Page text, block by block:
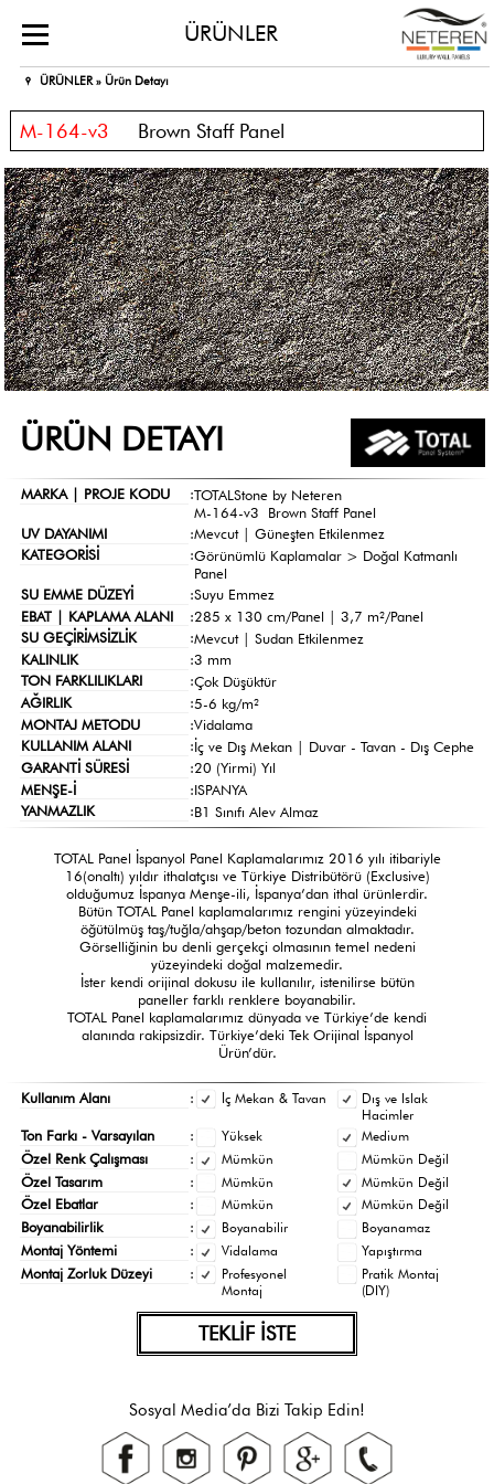
ÜRÜNLER
ÜRÜNLER » Ürün Detayı
M-164-v3 Brown Staff Panel
ÜRÜN DETAYI
MARKA | PROJE KODU :TOTALStone by Neteren
M-164-v3 Brown Staff Panel
UV DAYANIMI
:Mevcut | Güneşten Etkilenmez
KATEGORİSİ
:Görünümlü Kaplamalar > Doğal Katmanlı
Panel
SU EMME DÜZEYİ
:Suyu Emmez
EBAT | KAPLAMA ALANI
:285 x 130 cm/Panel | 3,7 m²/Panel
SU GEÇİRİMSİZLİK
:Mevcut | Sudan Etkilenmez
KALINLIK
:3 mm
TON FARKLILIKLARI
:Çok Düşüktür
AĞIRLIK
:5-6 kg/m²
MONTAJ METODU
:Vidalama
KULLANIM ALANI
:İç ve Dış Mekan | Duvar - Tavan - Dış Cephe
GARANTİ SÜRESİ
:20 (Yirmi) Yıl
MENŞE-İ
:ISPANYA
YANMAZLIK
:B1 Sınıfı Alev Almaz
TOTAL Panel İspanyol Panel Kaplamalarımız 2016 yılı itibariyle
16(onaltı) yıldır ithalatçısı ve Türkiye Distribütörü (Exclusive)
olduğumuz İspanya Menşe-ili, İspanya’dan ithal ürünlerdir.
Bütün TOTAL Panel kaplamalarımız rengini yüzeyindeki
öğütülmüş taş/tuğla/ahşap/beton tozundan almaktadır.
Görselliğinin bu denli gerçekçi olmasının temel nedeni
yüzeyindeki doğal malzemedir.
İster kendi orijinal dokusu ile kullanılır, istenilirse bütün
paneller farklı renklere boyanabilir.
TOTAL Panel kaplamalarımız dünyada ve Türkiye’de kendi
alanında rakipsizdir. Türkiye’deki Tek Orijinal İspanyol
Ürün’dür.
Kullanım Alanı : İç Mekan & Tavan
Dış ve Islak
Hacimler
Ton Farkı - Varsayılan : Yüksek Medium
Özel Renk Çalışması : Mümkün Mümkün Değil
Özel Tasarım : Mümkün Mümkün Değil
Özel Ebatlar : Mümkün Mümkün Değil
Boyanabilirlik : Boyanabilir Boyanamaz
Montaj Yöntemi : Vidalama Yapıştırma
Montaj Zorluk Düzeyi :
Profesyonel
Montaj
Pratik Montaj
(DIY)
TEKLİF İSTE
Sosyal Media’da Bizi Takip Edin!